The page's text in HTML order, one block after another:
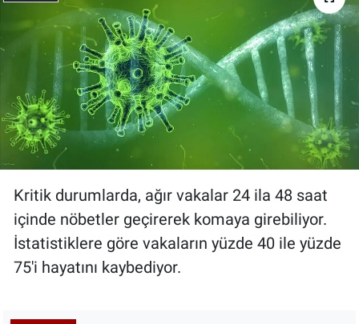
Kritik durumlarda, ağır vakalar 24 ila 48 saat
içinde nöbetler geçirerek komaya girebiliyor.
İstatistiklere göre vakaların yüzde 40 ile yüzde
75'i hayatını kaybediyor.